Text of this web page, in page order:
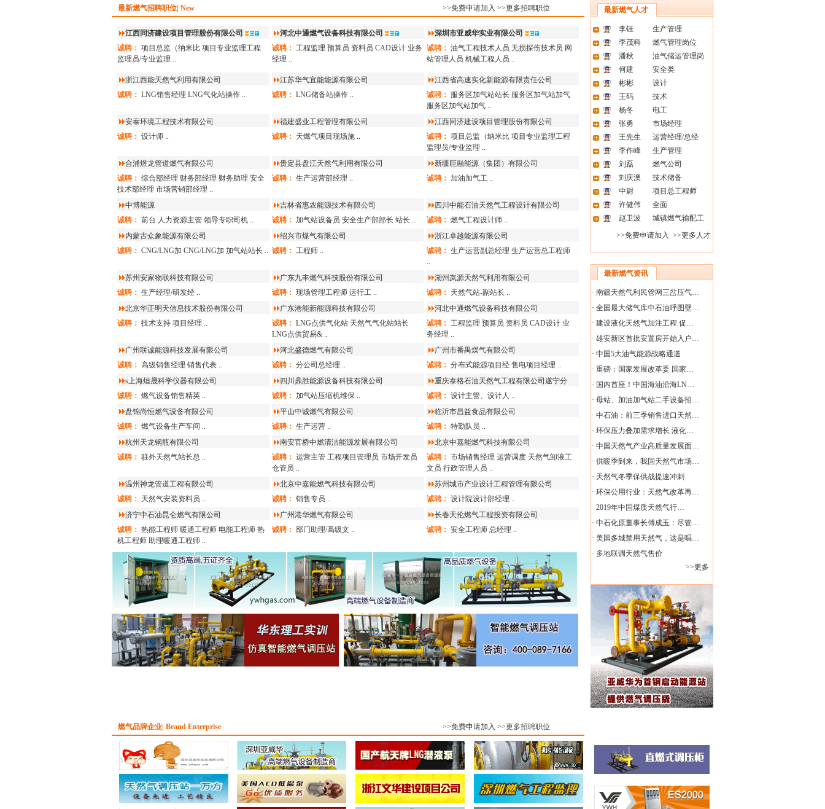
司9.16
诚聘：LNG点供贸易&调度经
理...
司9.16
诚聘：LNG点供技术和建站经
理
...
广东港能新能源科技有限公
司9.16
诚聘：
理...
诚聘：分公司总经理...
最新燃气招聘职位| New >>免费申请加入 >>更多招聘职位 最新燃气人才
李钰
生产管理
李茂科
燃气管理岗位
潘秋
油气储运管理岗
何建
安全类
彬彬
设计
王码
技术
杨冬
电工
张勇
市场经理
王先生
运营经理/总经
李作峰
生产管理
刘磊
燃气公司
刘庆澳
技术储备
中尉
项目总工程师
许健伟
全面
赵卫波
城镇燃气输配工
>>免费申请加入 >>更多人才
最新燃气资讯
· 南疆天然气利民管网三岔压气…
· 全国最大储气库中石油呼图壁…
· 建设液化天然气加注工程 促…
· 雄安新区首批安置房开始入户…
· 中国5大油气能源战略通道
· 重磅：国家发展改革委 国家…
· 国内首座！中国海油沿海LN…
· 母站、加油加气站二手设备招…
· 中石油：前三季销售进口天然…
· 环保压力叠加需求增长 液化…
· 中国天然气产业高质量发展面…
· 供暖季到来，我国天然气市场…
· 天然气冬季保供战提速冲刺
· 环保公用行业：天然气改革再…
· 2019年中国煤质天然气行…
· 中石化原董事长傅成玉：尽管…
· 美国多城禁用天然气，这是唱…
· 多地联调天然气售价
>>更多
江西同济建设项目管理股份有限公司
诚聘： 项目总监（纳米比 项目专业监理工程
监理员/专业监理 ..
河北中通燃气设备科技有限公司
诚聘： 工程监理 预算员 资料员 CAD设计 业务
经理 ..
深圳市亚威华实业有限公司
诚聘： 油气工程技术人员 无损探伤技术员 网
站管理人员 机械工程人员 ..
浙江西能天然气利用有限公司
诚聘： LNG销售经理 LNG气化站操作 ..
江苏华气宜能能源有限公司
诚聘： LNG储备站操作 ..
江西省高速实化新能源有限责任公司
诚聘： 服务区加气站站长 服务区加气站加气
服务区加气站加气 ..
安泰环境工程技术有限公司
诚聘： 设计师 ..
福建盛业工程管理有限公司
诚聘： 天燃气项目现场施 ..
江西同济建设项目管理股份有限公司
诚聘： 项目总监（纳米比 项目专业监理工程
监理员/专业监理 ..
合浦煜龙管道燃气有限公司
诚聘： 综合部经理 财务部经理 财务助理 安全
技术部经理 市场营销部经理 ..
贵定县盘江天然气利用有限公司
诚聘： 生产运营部经理 ..
新疆巨融能源（集团）有限公司
诚聘： 加油加气工 ..
中博能源
诚聘： 前台 人力资源主管 领导专职司机 ..
吉林省惠农能源技术有限公司
诚聘： 加气站设备员 安全生产部部长 站长 ..
四川中能石油天然气工程设计有限公司
诚聘： 燃气工程设计师 ..
内蒙古众象能源有限公司
诚聘： CNG/LNG加 CNG/LNG加 加气站站长 ..
绍兴市煤气有限公司
诚聘： 工程师 ..
浙江卓越能源有限公司
诚聘： 生产运营副总经理 生产运营总工程师
..
苏州安家物联科技有限公司
诚聘： 生产经理/研发经 ..
广东九丰燃气科技股份有限公司
诚聘： 现场管理工程师 运行工 ..
湖州岚源天然气利用有限公司
诚聘： 天然气站-副站长 ..
北京华正明天信息技术股份有限公司
诚聘： 技术支持 项目经理 ..
广东港能新能源科技有限公司
诚聘： LNG点供气化站 天然气气化站站长
LNG点供贸易& ..
河北中通燃气设备科技有限公司
诚聘： 工程监理 预算员 资料员 CAD设计 业
务经理 ..
广州联诚能源科技发展有限公司
诚聘： 高级销售经理 销售代表 ..
河北盛德燃气有限公司
诚聘： 分公司总经理 ..
广州市番禺煤气有限公司
诚聘： 分布式能源项目经 售电项目经理 ..
s上海烜晟科学仪器有限公司
诚聘： 燃气设备销售精英 ..
四川鼎胜能源设备科技有限公司
诚聘： 加气站压缩机维保 ..
重庆泰格石油天然气工程有限公司遂宁分
诚聘： 设计主管、设计人 ..
盘锦尚恒燃气设备有限公司
诚聘： 燃气设备生产车间 ..
平山中诚燃气有限公司
诚聘： 生产运营 ..
临沂市昌益食品有限公司
诚聘： 特勤队员 ..
杭州天龙钢瓶有限公司
诚聘： 驻外天然气站长总 ..
南安官桥中燃清洁能源发展有限公司
诚聘： 运营主管 工程项目管理员 市场开发员
仓管员 ..
北京中嘉能燃气科技有限公司
诚聘： 市场销售经理 运营调度 天然气卸液工
文员 行政管理人员 ..
温州神龙管道工程有限公司
诚聘： 天然气安装资料员 ..
北京中嘉能燃气科技有限公司
诚聘： 销售专员 ..
苏州城市产业设计工程管理有限公司
诚聘： 设计院设计部经理 ..
济宁中石油昆仑燃气有限公司
诚聘： 热能工程师 暖通工程师 电能工程师 热
机工程师 助理暖通工程师 ..
广州港华燃气有限公司
诚聘： 部门助理/高级文 ..
长春天伦燃气工程投资有限公司
诚聘： 安全工程师 总经理 ..
燃气品牌企业| Brand Enterprise >>免费申请加入 >>更多招聘职位